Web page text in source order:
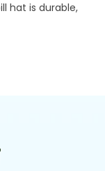
hat is durable,